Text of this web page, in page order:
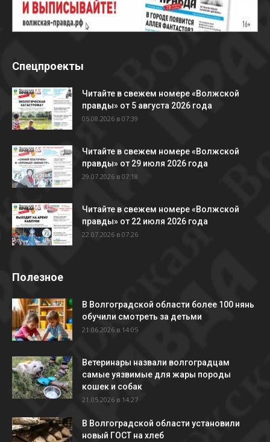
Спецпроекты
Читайте в свежем номере «Волжской
правды» от 5 августа 2026 года
05.08.2026 в 07:39
Читайте в свежем номере «Волжской
правды» от 29 июля 2026 года
29.07.2026 в 07:18
Читайте в свежем номере «Волжской
правды» от 22 июля 2026 года
22.07.2026 в 07:26
Полезное
В Волгоградской области более 100 нянь
обучили смотреть за детьми
21.06.2026 в 14:05
Ветеринары назвали волгоградцам
самые уязвимые для жары породы
кошек и собак
21.05.2026 в 14:27
В Волгоградской области установили
новый ГОСТ на хлеб